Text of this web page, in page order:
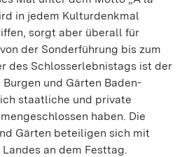
in jedem Kulturdenkmal
sorgt aber überall für
der Sonderführung bis zum
des Schlosserlebnistags ist der
und Gärten Baden-
staatliche und private
haben. Die
Gärten beteiligen sich mit
an dem Festtag.